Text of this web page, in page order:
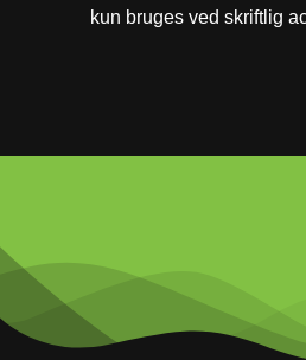
kun bruges ved skriftlig